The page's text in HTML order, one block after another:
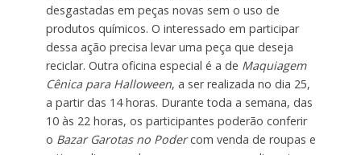
desgastadas em peças novas sem o uso de
produtos químicos. O interessado em participar
dessa ação precisa levar uma peça que deseja
reciclar. Outra oficina especial é a de Maquiagem
Cênica para Halloween, a ser realizada no dia 25,
a partir das 14 horas. Durante toda a semana, das
10 às 22 horas, os participantes poderão conferir
o Bazar Garotas no Podercom venda de roupas e